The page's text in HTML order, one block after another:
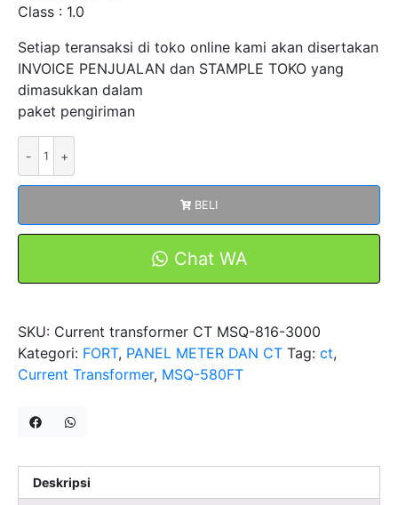
Class : 1.0
Setiap teransaksi di toko online kami akan disertakan
INVOICE PENJUALAN dan STAMPLE TOKO yang
dimasukkan dalam
paket pengiriman
Core
MSQ-
FORT
BELI
Chat WA
SKU: Current transformer CT MSQ-816-3000
Kategori: FORT, PANEL METER DAN CT Tag: ct,
Current Transformer, MSQ-580FT
Deskripsi